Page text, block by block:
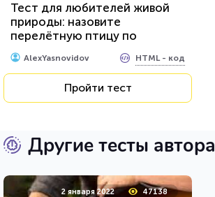
Тест для любителей живой
природы: назовите
перелётную птицу по
фотографии
AlexYasnovidov HTML - код
Пройти тест
Другие тесты автора
2 января 2022 47138